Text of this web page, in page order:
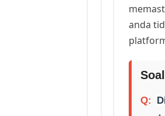
anda